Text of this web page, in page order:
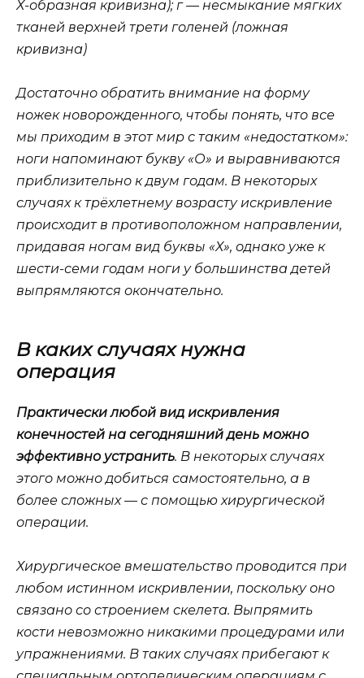
Х-образная кривизна); г — несмыкание мягких
тканей верхней трети голеней (ложная
кривизна)
Достаточно обратить внимание на форму
ножек новорожденного, чтобы понять, что все
мы приходим в этот мир с таким «недостатком»:
ноги напоминают букву «О» и выравниваются
приблизительно к двум годам. В некоторых
случаях к трёхлетнему возрасту искривление
происходит в противоположном направлении,
придавая ногам вид буквы «Х», однако уже к
шести-семи годам ноги у большинства детей
выпрямляются окончательно.
В каких случаях нужна
операция
Практически любой вид искривления
конечностей на сегодняшний день можно
эффективно устранить. В некоторых случаях
этого можно добиться самостоятельно, а в
более сложных — с помощью хирургической
операции.
Хирургическое вмешательство проводится при
любом истинном искривлении, поскольку оно
связано со строением скелета. Выпрямить
кости невозможно никакими процедурами или
упражнениями. В таких случаях прибегают к